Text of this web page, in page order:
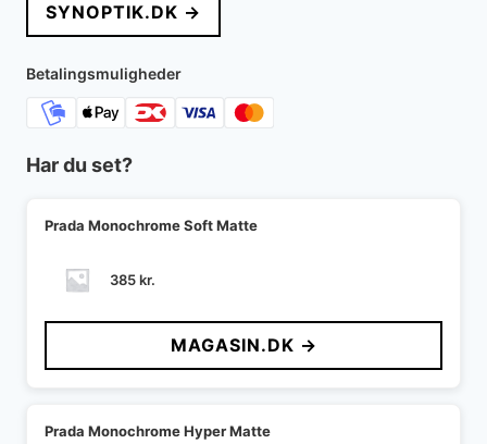
SYNOPTIK.DK →
Betalingsmuligheder
Har du set?
Prada Monochrome Soft Matte
385kr.
MAGASIN.DK →
Prada Monochrome Hyper Matte